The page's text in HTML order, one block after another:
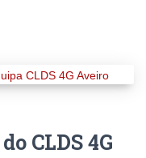
CLDS 4G